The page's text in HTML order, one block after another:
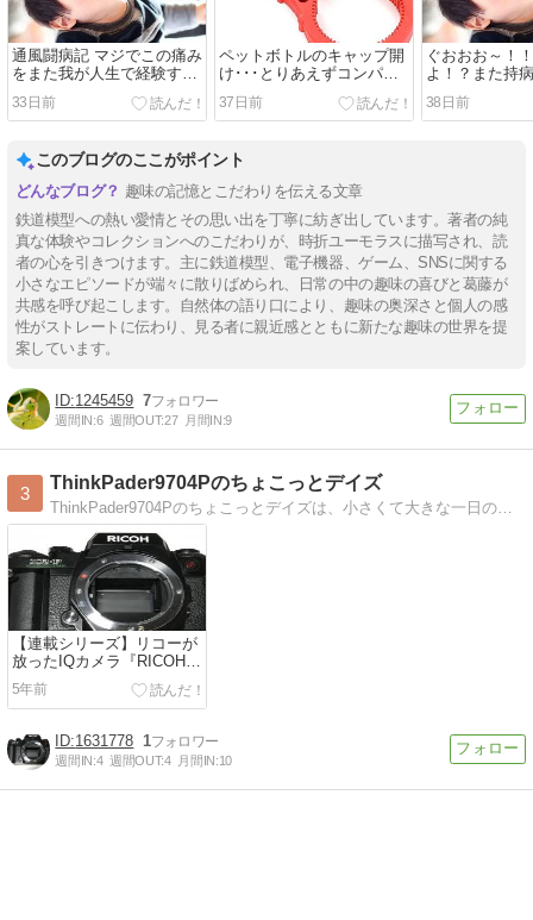
通風闘病記 マジでこの痛み
をまた我が人生で経験する
事になるとは
33日前
ペットボトルのキャップ開
け･･･とりあえずコンパク
トで済む物に刷新
37日前
ぐおおお～！
よ！？また持
まった。orz
38日前
このブログのここがポイント
趣味の記憶とこだわりを伝える文章
鉄道模型への熱い愛情とその思い出を丁寧に紡ぎ出しています。著者の純
真な体験やコレクションへのこだわりが、時折ユーモラスに描写され、読
者の心を引きつけます。主に鉄道模型、電子機器、ゲーム、SNSに関する
小さなエピソードが端々に散りばめられ、日常の中の趣味の喜びと葛藤が
共感を呼び起こします。自然体の語り口により、趣味の奥深さと個人の感
性がストレートに伝わり、見る者に親近感とともに新たな趣味の世界を提
案しています。
1245459 7
週間IN:6 週間OUT:27 月間IN:9
3
ThinkPader9704Pのちょこっとデイズ
ThinkPader9704Pのちょこっとデイズは、小さくて大きな一日の出来事や趣味などを綴る小さなウェブログです。
【連載シリーズ】リコーが
放ったIQカメラ『RICOH
XR-P』 ～その1 リコー渾
身のプログラム機をちょこ
っと見てみよう～
5年前
1631778 1
週間IN:4 週間OUT:4 月間IN:10